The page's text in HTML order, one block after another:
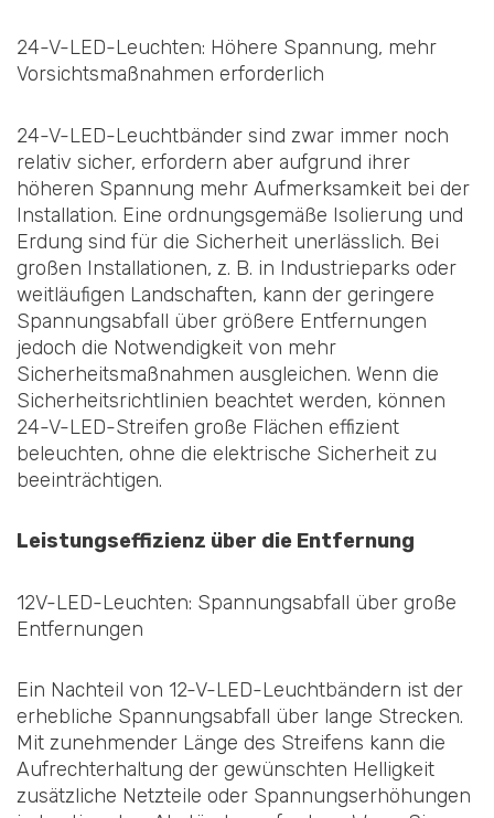
24-V-LED-Leuchten: Höhere Spannung, mehr
Vorsichtsmaßnahmen erforderlich
24-V-LED-Leuchtbänder sind zwar immer noch
relativ sicher, erfordern aber aufgrund ihrer
höheren Spannung mehr Aufmerksamkeit bei der
Installation. Eine ordnungsgemäße Isolierung und
Erdung sind für die Sicherheit unerlässlich. Bei
großen Installationen, z. B. in Industrieparks oder
weitläufigen Landschaften, kann der geringere
Spannungsabfall über größere Entfernungen
jedoch die Notwendigkeit von mehr
Sicherheitsmaßnahmen ausgleichen. Wenn die
Sicherheitsrichtlinien beachtet werden, können
24-V-LED-Streifen große Flächen effizient
beleuchten, ohne die elektrische Sicherheit zu
beeinträchtigen.
Leistungseffizienz über die Entfernung
12V-LED-Leuchten: Spannungsabfall über große
Entfernungen
Ein Nachteil von 12-V-LED-Leuchtbändern ist der
erhebliche Spannungsabfall über lange Strecken.
Mit zunehmender Länge des Streifens kann die
Aufrechterhaltung der gewünschten Helligkeit
zusätzliche Netzteile oder Spannungserhöhungen